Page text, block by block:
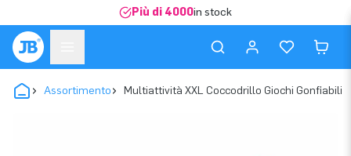
Più di 4000in stock
Assortimento Multiattività XXL Coccodrillo Giochi Gonfiabili